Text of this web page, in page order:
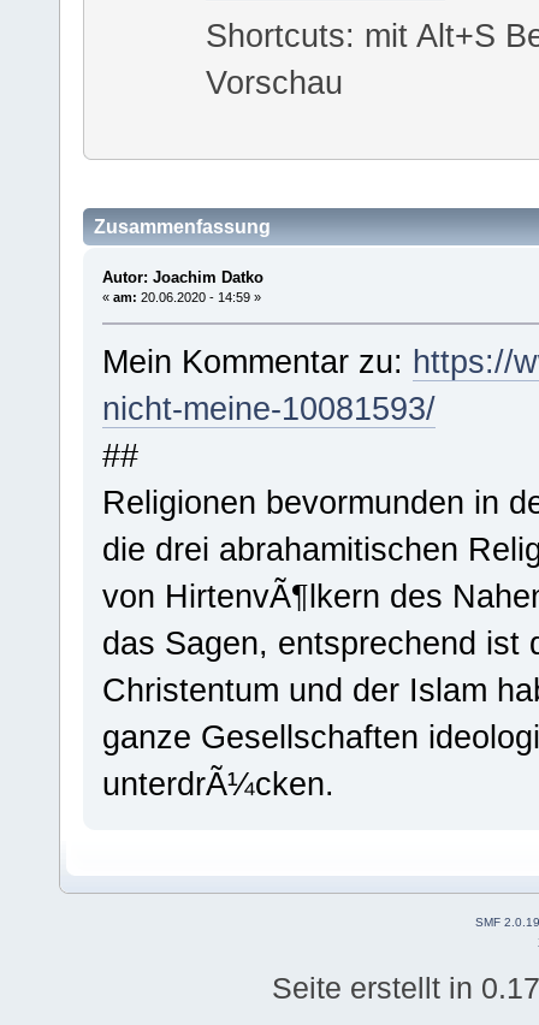
Shortcuts: mit Alt+S
Vorschau
Zusammenfassung
Autor: Joachim Datko
« am: 20.06.2020 - 14:59 »
Mein Kommentar zu: https://
nicht-meine-10081593/
##
Religionen bevormunden in
die drei abrahamitischen
von HirtenvÃ¶lkern des
das Sagen, entsprechend ist
Christentum und der Islam
ganze Gesellschaften
unterdrÃ¼cken.
SMF 2.0.19
Seite erstellt in